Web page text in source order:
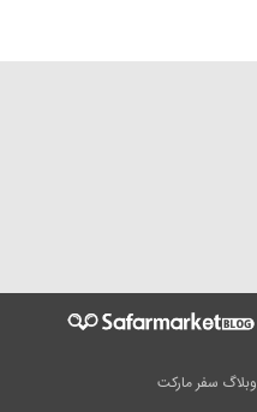
وبلاگ سفر مارکت